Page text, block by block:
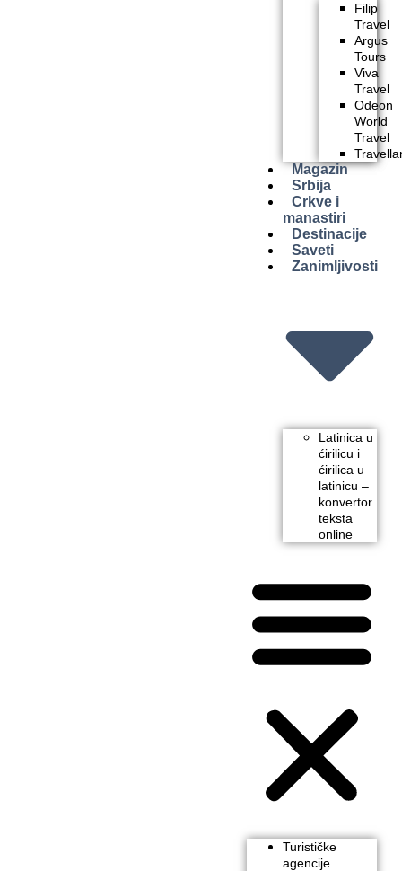
Filip
Travel
Argus
Tours
Viva
Travel
Odeon
World
Travel
Magazin
Srbija
Crkve i
manastiri
Destinacije
Saveti
Zanimljivosti
Latinica u
ćirilicu i
ćirilica u
latinicu –
konvertor
teksta
online
Turističke
agencije